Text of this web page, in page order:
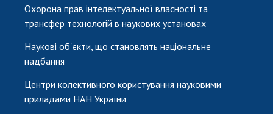
Охорона прав інтелектуальної власності та
трансфер технологій в наукових установах
Наукові об'єкти, що становлять національне
надбання
Центри колективного користування науковими
приладами НАН України